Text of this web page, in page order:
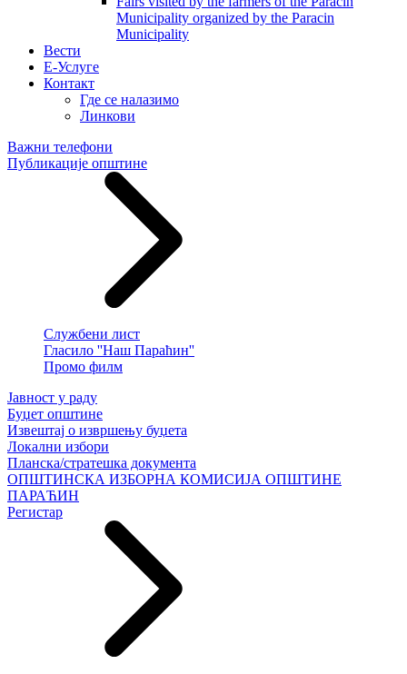
Municipality organized by the Paracin
Municipality
Вести
E-Услуге
Контакт
Где се налазимо
Линкови
Важни телефони
Публикације општине
Службени лист
Гласило ''Наш Параћин''
Промо филм
Јавност у раду
Буџет општине
Извештај о извршењу буџета
Локални избори
Планска/стратешка документа
ОПШТИНСКА ИЗБОРНА КОМИСИЈА ОПШТИНЕ
ПАРАЋИН
Регистар